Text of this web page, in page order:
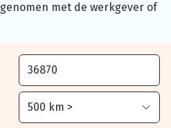
met de werkgever of